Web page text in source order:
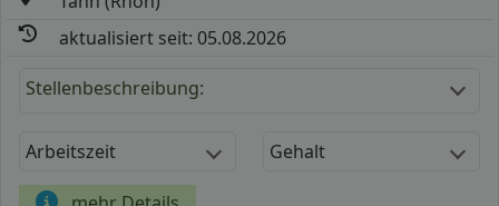
aktualisiert seit: 05.08.2026
Stellenbeschreibung:
Arbeitszeit Gehalt